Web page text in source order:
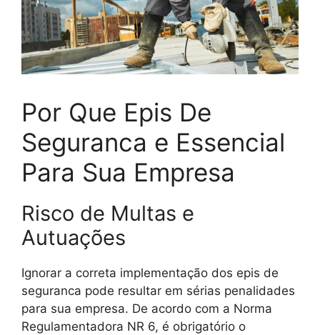
Por Que Epis De
Seguranca e Essencial
Para Sua Empresa
Risco de Multas e
Autuações
Ignorar a correta implementação dos epis de
seguranca pode resultar em sérias penalidades
para sua empresa. De acordo com a Norma
Regulamentadora NR 6, é obrigatório o